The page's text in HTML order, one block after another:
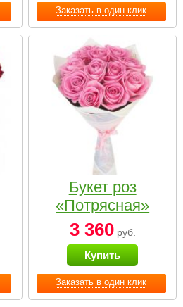
Заказать в один клик
Заказать в один клик
Букет роз
«Потрясная»
3 360руб.
Купить